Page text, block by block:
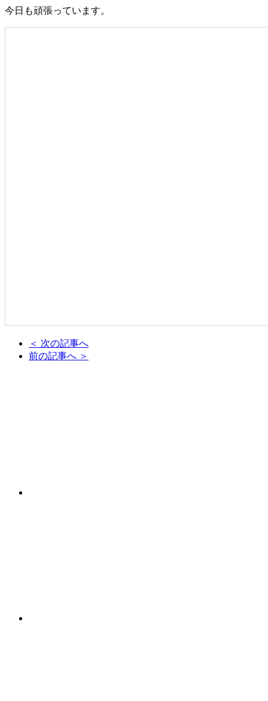
今日も頑張っています。
＜ 次の記事へ
前の記事へ ＞